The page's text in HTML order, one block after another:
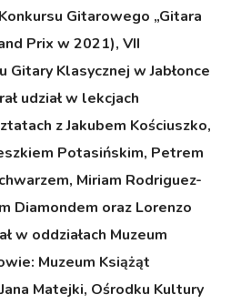
Gitarowego „Gitara
Prix w 2021), VII
Gitary Klasycznej w Jabłonce
udział w lekcjach
z Jakubem Kościuszko,
Potasińskim, Petrem
Miriam Rodriguez-
Diamondem oraz Lorenzo
w oddziałach Muzeum
Muzeum Książąt
Matejki, Ośrodku Kultury